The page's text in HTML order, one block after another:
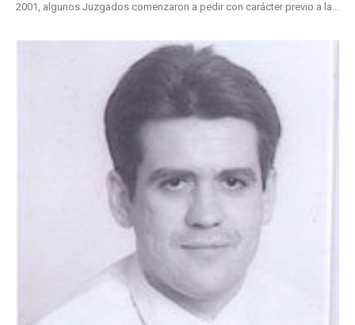
2001, algunos Juzgados comenzaron a pedir con carácter previo a la...